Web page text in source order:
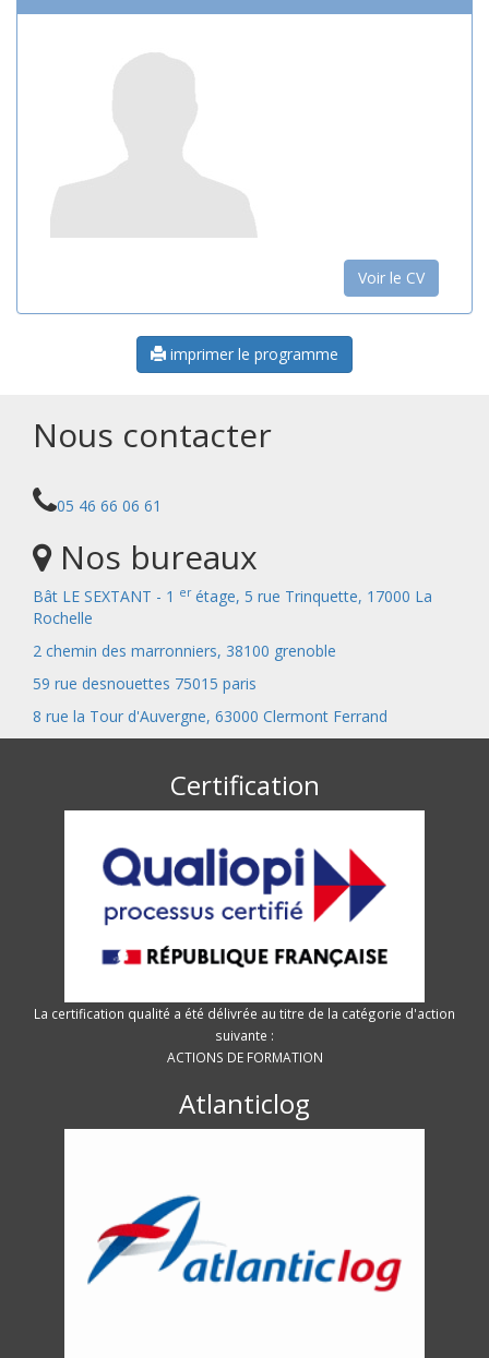
Voir le CV
imprimer le programme
Nous contacter
05 46 66 06 61
Nos bureaux
Bât LE SEXTANT - 1 erétage, 5 rue Trinquette, 17000 La
Rochelle
2 chemin des marronniers, 38100 grenoble
59 rue desnouettes 75015 paris
8 rue la Tour d'Auvergne, 63000 Clermont Ferrand
Certification
La certification qualité a été délivrée au titre de la catégorie d'action
suivante :
ACTIONS DE FORMATION
Atlanticlog